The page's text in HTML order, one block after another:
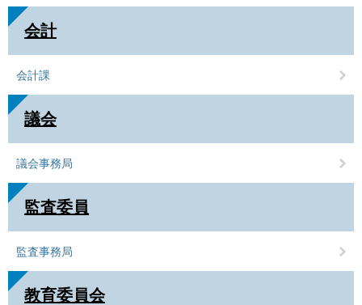
会計
会計課
議会
議会事務局
監査委員
監査事務局
教育委員会